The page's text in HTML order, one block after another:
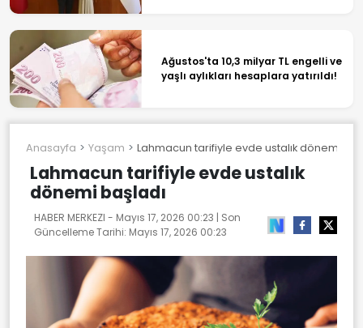
Ağustos'ta 10,3 milyar TL engelli ve
yaşlı aylıkları hesaplara yatırıldı!
Anasayfa Yaşam Lahmacun tarifiyle evde ustalık dönemi
Lahmacun tarifiyle evde ustalık
dönemi başladı
HABER MERKEZI - Mayıs 17, 2026 00:23 | Son
Güncelleme Tarihi: Mayıs 17, 2026 00:23